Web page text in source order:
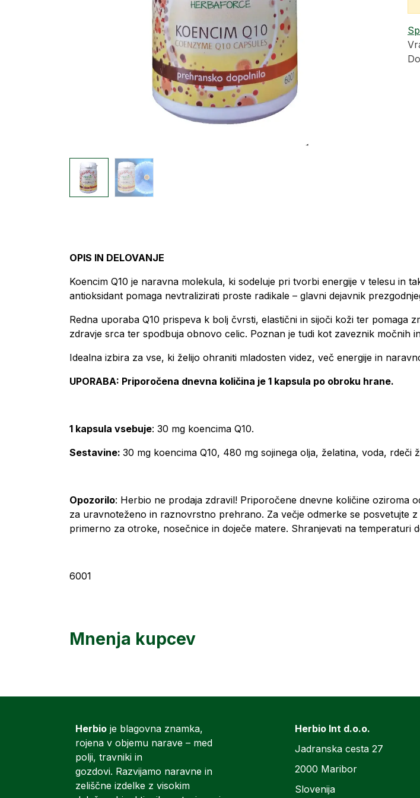
OPIS IN DELOVANJE
Koencim Q10 je naravna molekula, ki sodeluje pri tvorbi energije v telesu in
antioksidant pomaga nevtralizirati proste radikale – glavni dejavnik
Redna uporaba Q10 prispeva k bolj čvrsti, elastični in sijoči koži ter pomaga
zdravje srca ter spodbuja obnovo celic. Poznan je tudi kot zaveznik močnih
Idealna izbira za vse, ki želijo ohraniti mladosten videz, več energije in
UPORABA: Priporočena dnevna količina je 1 kapsula po obroku hrane.
1 kapsula vsebuje: 30 mg koencima Q10.
Sestavine: 30 mg koencima Q10, 480 mg sojinega olja, želatina, voda, rdeči
Opozorilo: Herbio ne prodaja zdravil! Priporočene dnevne količine oziroma
za uravnoteženo in raznovrstno prehrano. Za večje odmerke se posvetujte
primerno za otroke, nosečnice in doječe matere. Shranjevati na temperaturi
6001
Mnenja kupcev
Herbio je blagovna znamka,
rojena v objemu narave – med
polji, travniki in
gozdovi. Razvijamo naravne in
zeliščne izdelke z visokim
Herbio Int d.o.o.
Jadranska cesta 27
2000 Maribor
Slovenija